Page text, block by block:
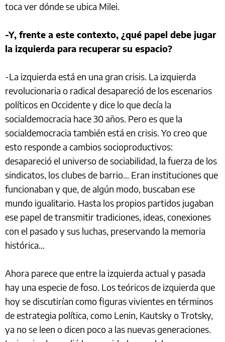
toca ver dónde se ubica Milei.
-Y, frente a este contexto, ¿qué papel debe jugar
la izquierda para recuperar su espacio?
-La izquierda está en una gran crisis. La izquierda
revolucionaria o radical desapareció de los escenarios
políticos en Occidente y dice lo que decía la
socialdemocracia hace 30 años. Pero es que la
socialdemocracia también está en crisis. Yo creo que
esto responde a cambios socioproductivos:
desapareció el universo de sociabilidad, la fuerza de los
sindicatos, los clubes de barrio… Eran instituciones que
funcionaban y que, de algún modo, buscaban ese
mundo igualitario. Hasta los propios partidos jugaban
ese papel de transmitir tradiciones, ideas, conexiones
con el pasado y sus luchas, preservando la memoria
histórica…
Ahora parece que entre la izquierda actual y pasada
hay una especie de foso. Los teóricos de izquierda que
hoy se discutirían como figuras vivientes en términos
de estrategia política, como Lenin, Kautsky o Trotsky,
ya no se leen o dicen poco a las nuevas generaciones.